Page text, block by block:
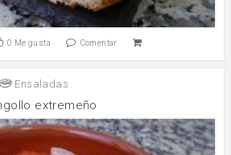
0 Me gusta Comentar
Ensaladas
extremeño